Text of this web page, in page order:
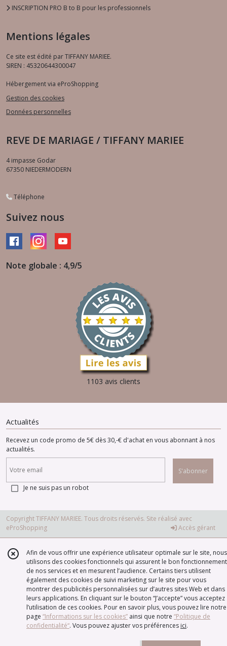
INSCRIPTION PRO B to B pour les professionnels
Mentions légales
Ce site est édité par TIFFANY MARIEE.
SIREN : 45320644300047
Hébergement via eProShopping
Gestion des cookies
Données personnelles
REVE DE MARIAGE / TIFFANY MARIEE
4 impasse Godar
67350 NIEDERMODERN
Téléphone
Suivez nous
Note globale : 4,9/5
1103 avis clients
Actualités
Recevez un code promo de 5€ dès 30,-€ d'achat en vous abonnant à nos
actualités.
S'abonner
Je ne suis pas un robot
Copyright TIFFANY MARIEE. Tous droits réservés. Site réalisé avec
eProShopping
Accès gérant
Afin de vous offrir une expérience utilisateur optimale sur le site, nous
utilisons des cookies fonctionnels qui assurent le bon fonctionnement
de nos services et en mesurent l’audience. Certains tiers utilisent
également des cookies de suivi marketing sur le site pour vous
montrer des publicités personnalisées sur d’autres sites Web et dans
leurs applications. En cliquant sur le bouton “J’accepte” vous acceptez
l’utilisation de ces cookies. Pour en savoir plus, vous pouvez lire notre
page “Informations sur les cookies” ainsi que notre “Politique de
confidentialité“. Vous pouvez ajuster vos préférences ici.